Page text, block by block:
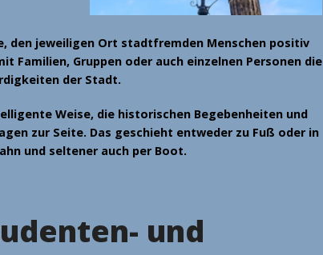
den jeweiligen Ort stadtfremden Menschen positiv
Familien, Gruppen oder auch einzelnen Personen die
der Stadt.
Weise, die historischen Begebenheiten und
zur Seite. Das geschieht entweder zu Fuß oder in
und seltener auch per Boot.
und